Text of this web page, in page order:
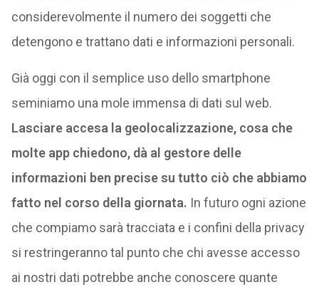
considerevolmente il numero dei soggetti che
detengono e trattano dati e informazioni personali.
Già oggi con il semplice uso dello smartphone
seminiamo una mole immensa di dati sul web.
Lasciare accesa la geolocalizzazione, cosa che
molte app chiedono, dà al gestore delle
informazioni ben precise su tutto ciò che abbiamo
fatto nel corso della giornata. In futuro ogni azione
che compiamo sarà tracciata e i confini della privacy
si restringeranno tal punto che chi avesse accesso
ai nostri dati potrebbe anche conoscere quante